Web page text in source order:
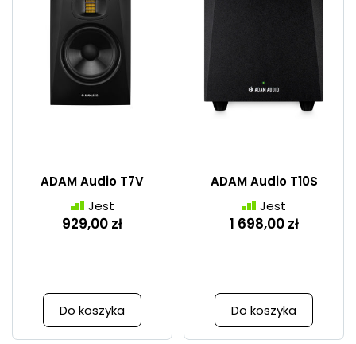
ADAM Audio T7V
Jest
929,00 zł
Do koszyka
ADAM Audio T10S
Jest
1 698,00 zł
Do koszyka